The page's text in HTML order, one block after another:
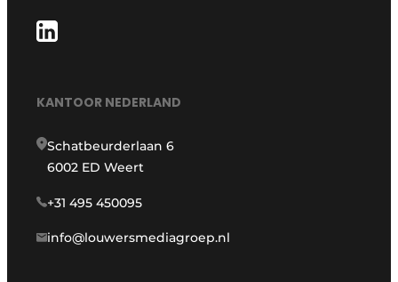
KANTOOR NEDERLAND
Schatbeurderlaan 6
6002 ED Weert
+31 495 450095
info@louwersmediagroep.nl